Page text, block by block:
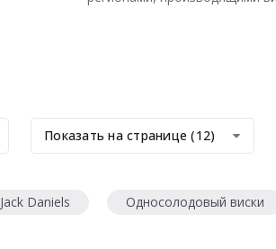
Показать на странице (12)
Jack Daniels Односолодовый виски